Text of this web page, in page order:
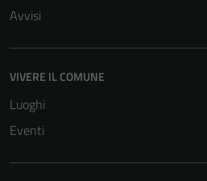
Avvisi
VIVERE IL COMUNE
Luoghi
Eventi